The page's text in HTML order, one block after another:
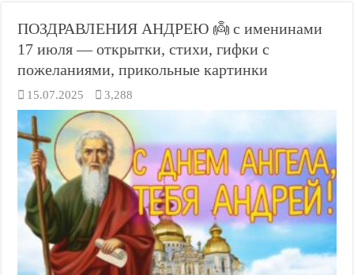
ПОЗДРАВЛЕНИЯ АНДРЕЮ 👼 с именинами
17 июля — открытки, стихи, гифки с
пожеланиями, прикольные картинки
15.07.2025 3,288